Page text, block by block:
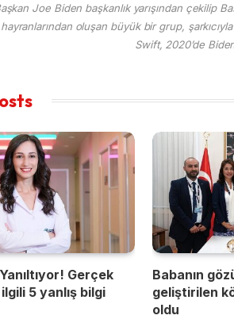
Joe Biden başkanlık yarışından çekilip
hayranlarından oluşan büyük bir grup,
Swift, 2020’de
Gerçek
5 yanlış bilgi
Babanın
geliştirilen
oldu